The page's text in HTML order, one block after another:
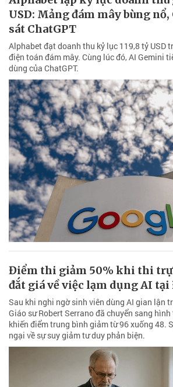
USD: Mảng đám mây bùng
sát ChatGPT
Alphabet đạt doanh thu kỷ lục 119,8 tỷ USD
điện toán đám mây. Cùng lúc đó, AI Gemini
dùng của ChatGPT.
Điểm thi giảm 50% khi thi
đắt giá về việc lạm dụng AI
Sau khi nghi ngờ sinh viên dùng AI gian lận
Giáo sư Robert Serrano đã chuyển sang
khiến điểm trung bình giảm từ 96 xuống 48.
ngại về sự suy giảm tư duy phản biện.